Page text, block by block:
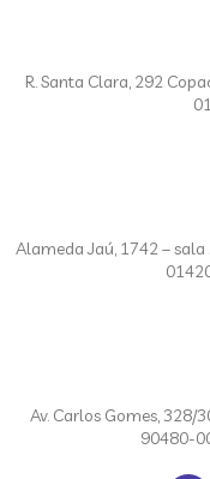
R. Santa Clara, 292
Alameda Jaú, 1742 – sala
Av. Carlos Gomes, 328/
90480-